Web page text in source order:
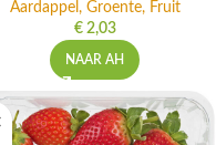
Aardappel, Groente, Fruit
€2,03
NAAR AH